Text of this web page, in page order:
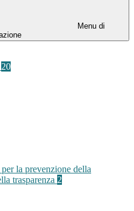
Menu di
20
la prevenzione della
trasparenza 2